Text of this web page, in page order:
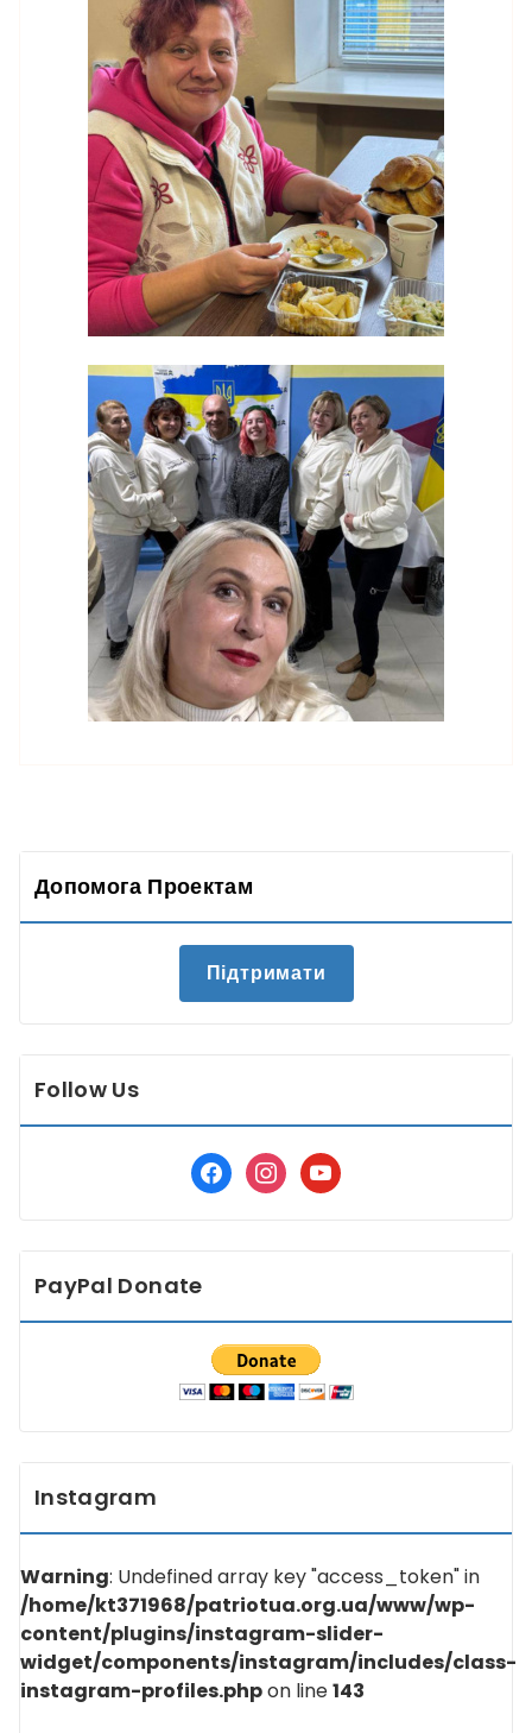
Допомога Проектам
Підтримати
Follow Us
facebookinstagram
youtube
PayPal Donate
Instagram
Warning: Undefined array key "access_token" in
/home/kt371968/patriotua.org.ua/www/wp-
content/plugins/instagram-slider-
widget/components/instagram/includes/class-
instagram-profiles.phpon line143